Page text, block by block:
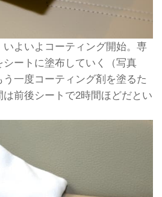
よいよコーティング開始。専
ートに塗布していく（写真
一度コーティング剤を塗るた
前後シートで2時間ほどだとい